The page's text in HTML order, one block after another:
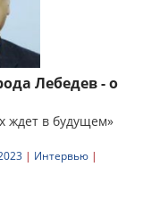
Лебедев - о
ждет в будущем»
| Интервью |